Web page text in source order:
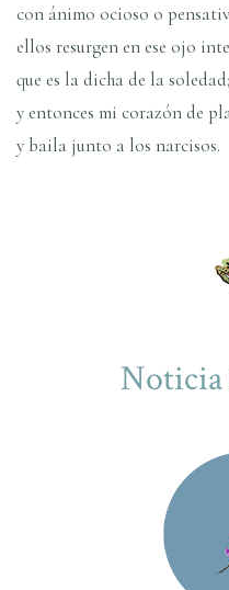
con ánimo ocioso o
ellos resurgen en ese ojo
que es la dicha de la soledad;
y entonces mi corazón de
y baila junto a los narcisos.
Noticia